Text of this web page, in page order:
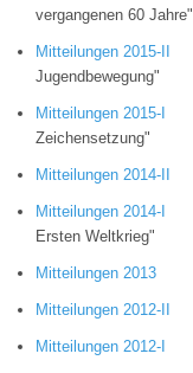
vergangenen 60 Jahre"
Mitteilungen 2015-II
Jugendbewegung"
Mitteilungen 2015-I
Zeichensetzung"
Mitteilungen 2014-II
Mitteilungen 2014-I
Ersten Weltkrieg"
Mitteilungen 2013
Mitteilungen 2012-II
Mitteilungen 2012-I